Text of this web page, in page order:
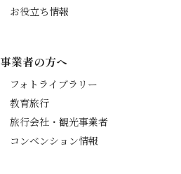
お役立ち情報
事業者の方へ
フォトライブラリー
教育旅行
旅行会社・観光事業者
コンベンション情報